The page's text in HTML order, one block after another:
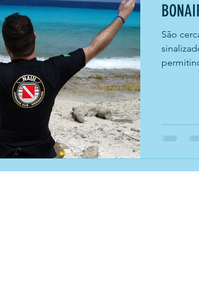
São
sinalizados, que podem ser acessados